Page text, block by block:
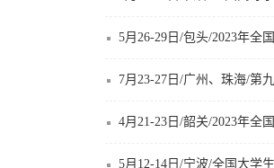
7月23-27日/广州、珠海/第
4月21-23日/韶关/2023年全
5月12-14日/宁波/全国大学